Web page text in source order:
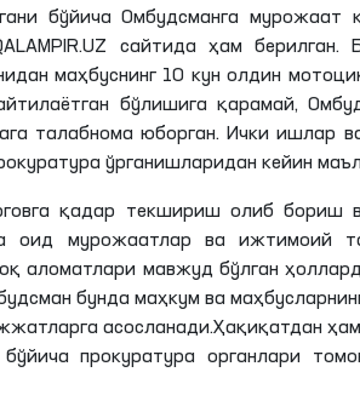
бўйича Омбудсманга мурожаат
сайтида ҳам
маҳбуснинг 10 кун олдин
бўлишига қарамай,
талабнома юборган. Ички ишлар
ўрганишларидан кейин
қадар текшириш олиб бориш
оид мурожаатлар ва ижтимоий
аломатлари мавжуд бўлган
бунда маҳкум ва
асосланади.Ҳақиқатдан
прокуратура органлари